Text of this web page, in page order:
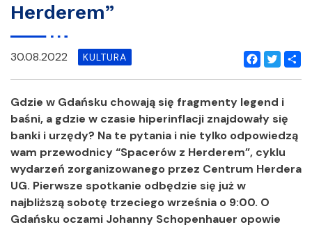
Herderem”
Facebook
Twitter
30.08.2022 KULTURA
Gdzie w Gdańsku chowają się fragmenty legend i
baśni, a gdzie w czasie hiperinflacji znajdowały się
banki i urzędy? Na te pytania i nie tylko odpowiedzą
wam przewodnicy “Spacerów z Herderem”, cyklu
wydarzeń zorganizowanego przez Centrum Herdera
UG. Pierwsze spotkanie odbędzie się już w
najbliższą sobotę trzeciego września o 9:00. O
Gdańsku oczami Johanny Schopenhauer opowie